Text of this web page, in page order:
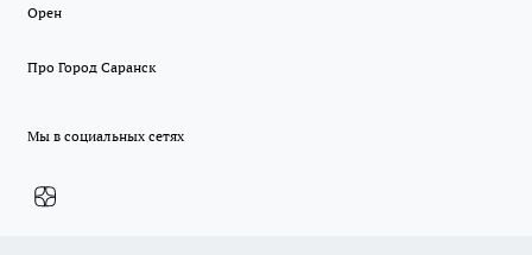
Орен
Про Город Саранск
Мы в социальных сетях